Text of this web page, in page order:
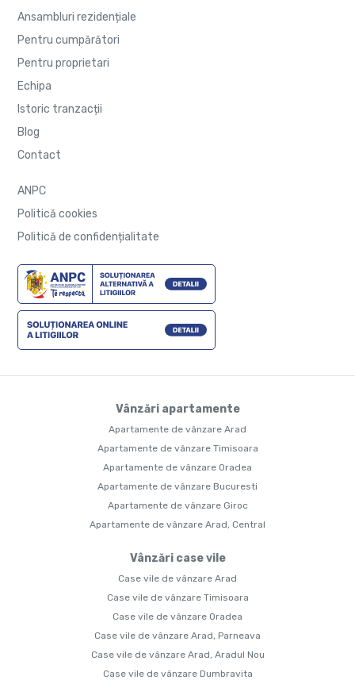
Ansambluri rezidențiale
Pentru cumpărători
Pentru proprietari
Echipa
Istoric tranzacții
Blog
Contact
ANPC
Politică cookies
Politică de confidențialitate
Vânzări apartamente
Apartamente de vânzare Arad
Apartamente de vânzare Timisoara
Apartamente de vânzare Oradea
Apartamente de vânzare Bucuresti
Apartamente de vânzare Giroc
Apartamente de vânzare Arad, Central
Vânzări case vile
Case vile de vânzare Arad
Case vile de vânzare Timisoara
Case vile de vânzare Oradea
Case vile de vânzare Arad, Parneava
Case vile de vânzare Arad, Aradul Nou
Case vile de vânzare Dumbravita